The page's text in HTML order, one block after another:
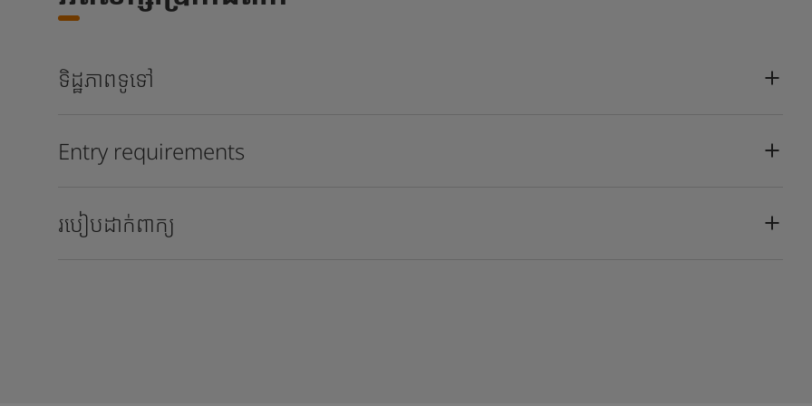
ទិដ្ឋភាពទូទៅ
Entry requirements
របៀបដាក់ពាក្យ